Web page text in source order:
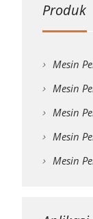
Produk
Mesin
Mesin
Mesin
Mesin
Mesin